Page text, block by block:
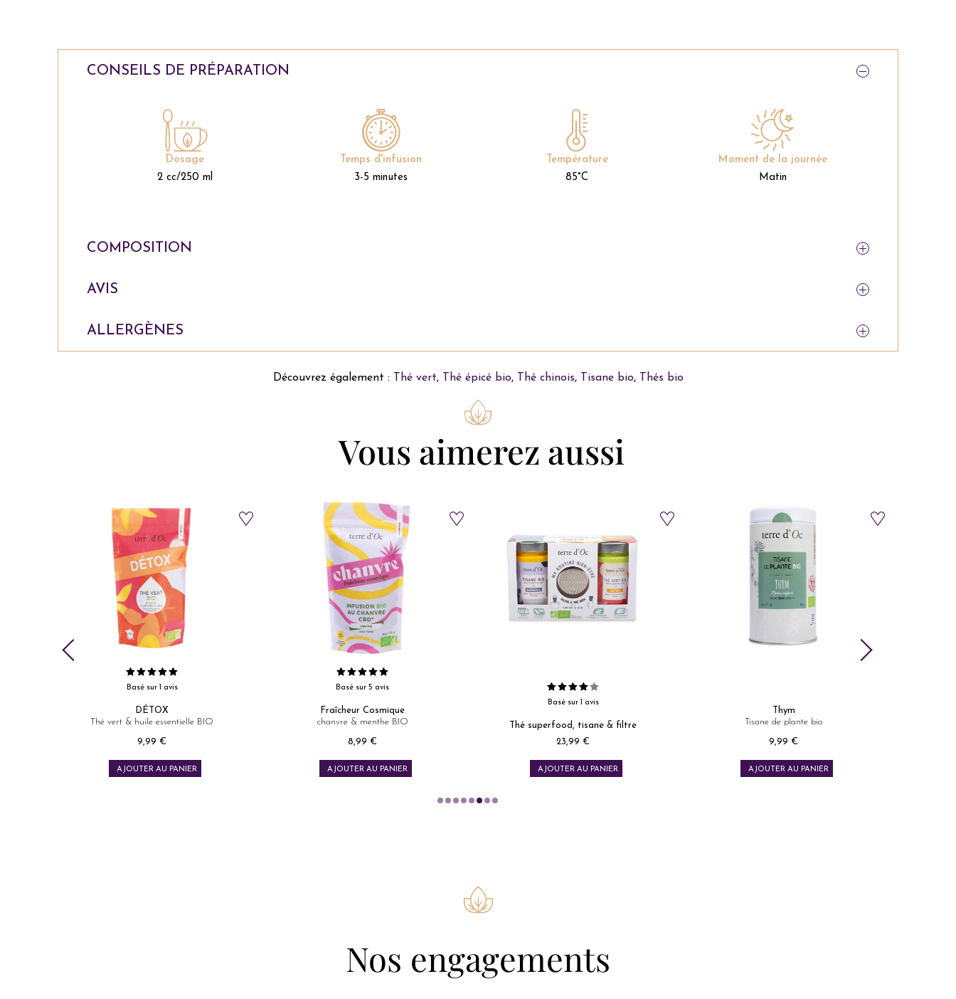
CONSEILS DE PRÉPARATION
COMPOSITION
AVIS
ALLERGÈNES
Dosage
2 cc/250 ml
Temps d'infusion
3-5 minutes
Température
85°C
Moment de la journée
Matin
Découvrez également : Thé vert, Thé épicé bio, Thé chinois, Tisane bio, Thés bio
Vous aimerez aussi
Basé sur 5 avis
Fraîcheur Cosmique
chanvre & menthe BIO
Prix
8,99 €
AJOUTER AU PANIER
Thé superfood, tisane & filtre
Prix
23,99 €
AJOUTER AU PANIER
Tisane de plante bio
Prix
9,99 €
AJOUTER AU PANIER
Coffret chanvre BIO
32 sachets
Prix
24,99 €
AJOUTER AU PANIER
Nos engagements